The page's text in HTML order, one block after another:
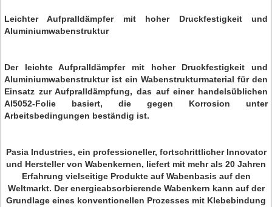
Leichter Aufpralldämpfer mit hoher Druckfestigkeit und
Aluminiumwabenstruktur
Der leichte Aufpralldämpfer mit hoher Druckfestigkeit und
Aluminiumwabenstruktur ist ein Wabenstrukturmaterial für den
Einsatz zur Aufpralldämpfung, das auf einer handelsüblichen
Al5052-Folie basiert, die gegen Korrosion unter
Arbeitsbedingungen beständig ist.
Pasia Industries, ein professioneller, fortschrittlicher Innovator
und Hersteller von Wabenkernen, liefert mit mehr als 20 Jahren
Erfahrung vielseitige Produkte auf Wabenbasis auf den
Weltmarkt. Der energieabsorbierende Wabenkern kann auf der
Grundlage eines konventionellen Prozesses mit Klebebindung